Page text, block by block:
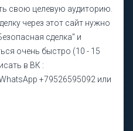
свою целевую аудиторию.
через этот сайт нужно
сделка" и
очень быстро (10 - 15
в ВК :
+79526595092 или